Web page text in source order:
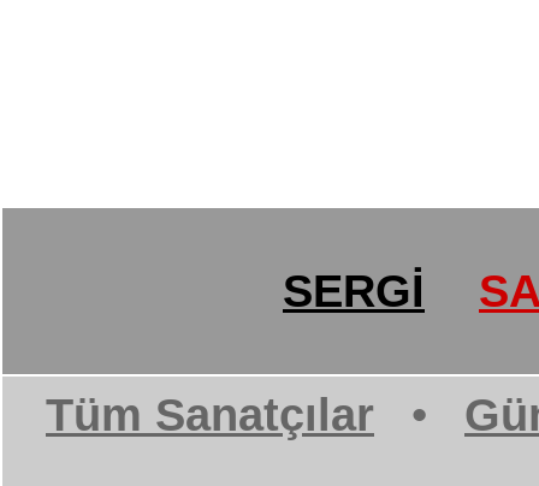
SERGİ
Tüm Sanatçılar •